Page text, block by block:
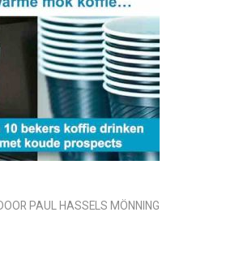
PAUL HASSELS MÖNNING